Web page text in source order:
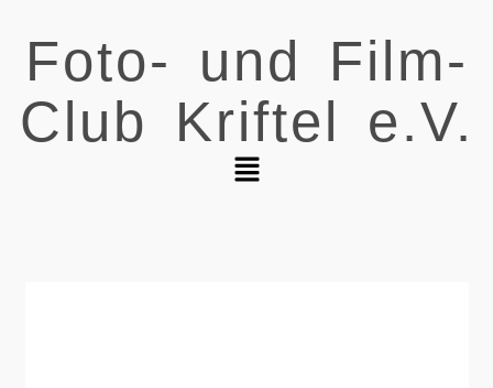
Foto- und Film-
Club Kriftel e.V.